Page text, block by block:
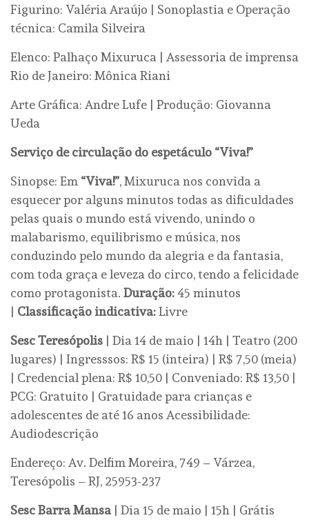
Figurino: Valéria Araújo | Sonoplastia e Operação
técnica: Camila Silveira
Elenco: Palhaço Mixuruca | Assessoria de imprensa
Rio de Janeiro: Mônica Riani
Arte Gráfica: Andre Lufe | Produção: Giovanna
Ueda
Serviço de circulação do espetáculo “Viva!”
Sinopse: Em “Viva!”, Mixuruca nos convida a
esquecer por alguns minutos todas as dificuldades
pelas quais o mundo está vivendo, unindo o
malabarismo, equilibrismo e música, nos
conduzindo pelo mundo da alegria e da fantasia,
com toda graça e leveza do circo, tendo a felicidade
como protagonista. Duração:45 minutos
| Classificação indicativa:Livre
Sesc Teresópolis | Dia 14 de maio | 14h | Teatro (200
lugares) | Ingresssos: R$ 15 (inteira) | R$ 7,50 (meia)
| Credencial plena: R$ 10,50 | Conveniado: R$ 13,50 |
PCG: Gratuito | Gratuidade para crianças e
adolescentes de até 16 anos Acessibilidade:
Audiodescrição
Endereço: Av. Delfim Moreira, 749 – Várzea,
Teresópolis – RJ, 25953-237
Sesc Barra Mansa | Dia 15 de maio | 15h | Grátis